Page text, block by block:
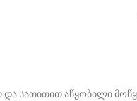
სათითით აწყობილი